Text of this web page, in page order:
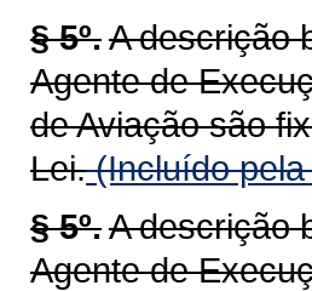
§ 5º.A descrição
Agente de
de Aviação são
Lei.(Incluído pela
§ 5º.A descrição
Agente de